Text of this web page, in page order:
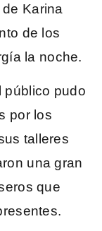
Karina
de los
la noche.
público pudo
por los
talleres
una gran
que